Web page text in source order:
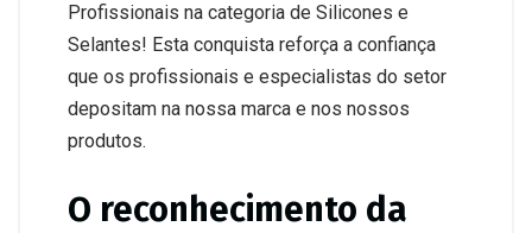
Profissionais na categoria de Silicones e
Selantes! Esta conquista reforça a confiança
que os profissionais e especialistas do setor
depositam na nossa marca e nos nossos
produtos.
O reconhecimento da